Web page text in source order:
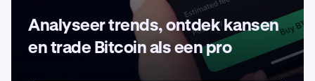
Analyseer trends, ontdek kansen
en trade Bitcoin als een pro